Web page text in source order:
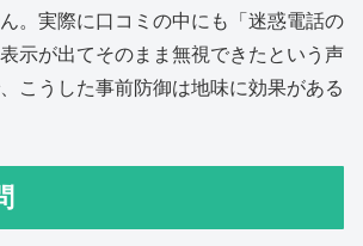
。実際に口コミの中にも「迷惑電話の
示が出てそのまま無視できたという声
こうした事前防御は地味に効果がある